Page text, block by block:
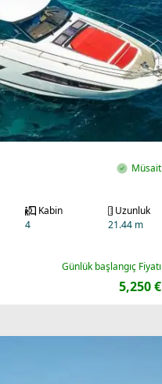
Müsait
Günlük başlangıç Fiyatı
5,250 €
Kabin
4
Uzunluk
21.44 m